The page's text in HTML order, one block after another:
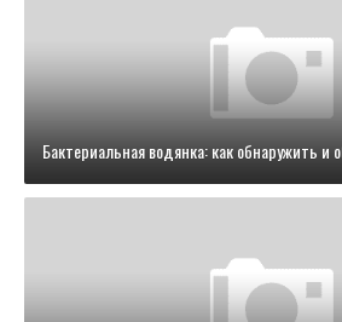
Бактериальная водянка: как обнаружить и